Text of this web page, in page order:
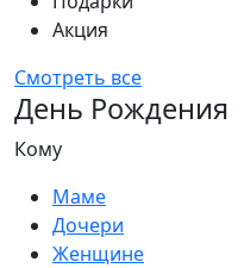
Акция
Смотреть все
День Рождения
Кому
Маме
Дочери
Женщине